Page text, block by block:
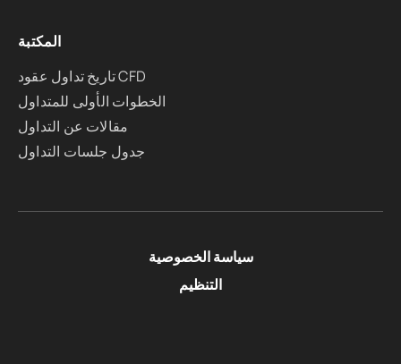
المكتبة
تاريخ تداول عقود CFD
الخطوات الأولى للمتداول
مقالات عن التداول
جدول جلسات التداول
سياسة الخصوصية
التنظيم